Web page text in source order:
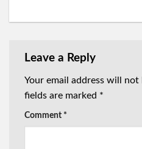
Leave a Reply
Your email address will not
fields are marked *
Comment *